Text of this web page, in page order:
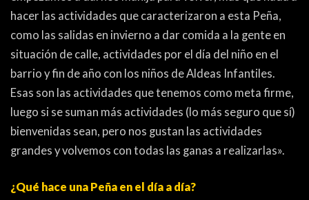
ENCUESTAS
EDITORIALES
hacer las actividades que caracterizaron a esta Peña,
como las salidas en invierno a dar comida a la gente en
situación de calle, actividades por el día del niño en el
barrio y fin de año con los niños de Aldeas Infantiles.
Esas son las actividades que tenemos como meta firme,
luego si se suman más actividades (lo más seguro que sí)
bienvenidas sean, pero nos gustan las actividades
grandes y volvemos con todas las ganas a realizarlas».
¿Qué hace una Peña en el día a día?